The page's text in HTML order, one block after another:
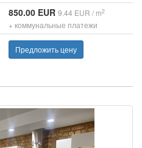
850.00 EUR 9.44 EUR / m2
+ коммунальные платежи
Предложить цену